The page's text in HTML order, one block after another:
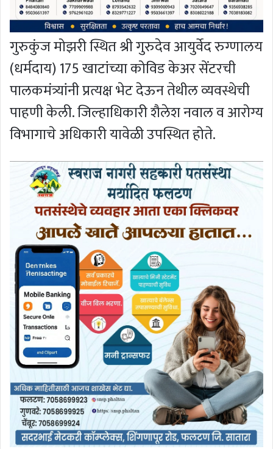
गुरुकुंज मोझरी स्थित श्री गुरुदेव आयुर्वेद रुग्णालय
(धर्मदाय) 175 खाटांच्या कोविड केअर सेंटरची
पालकमंत्र्यांनी प्रत्यक्ष भेट देऊन तेथील व्यवस्थेची
पाहणी केली. जिल्हाधिकारी शैलेश नवाल व आरोग्य
विभागाचे अधिकारी यावेळी उपस्थित होते.